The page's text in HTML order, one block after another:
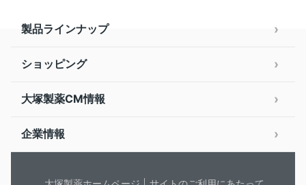
製品ラインナップ
ショッピング
大塚製薬CM情報
企業情報